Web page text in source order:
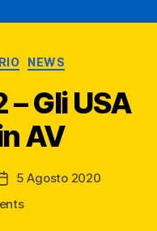
NEWS
Gli USA
AV
Data5 Agosto 2020